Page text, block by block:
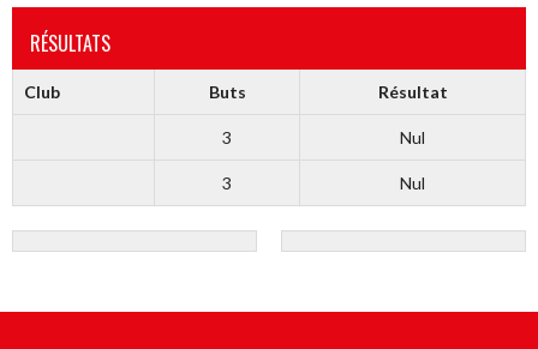
RÉSULTATS
Club Buts Résultat
3 Nul
3 Nul